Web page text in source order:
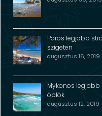
Paros legjobb strandjai: A 18 legszebb fürdőhely a
szigeten
augusztus 16, 2019
Mykonos legjobb strandjai: Nyüzsgő partok és csendes
öblök
augusztus 12, 2019